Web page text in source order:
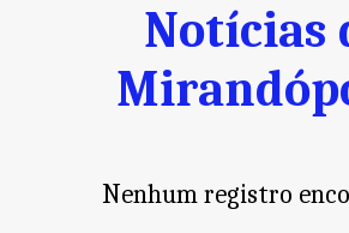
Notícias
Nenhum registro